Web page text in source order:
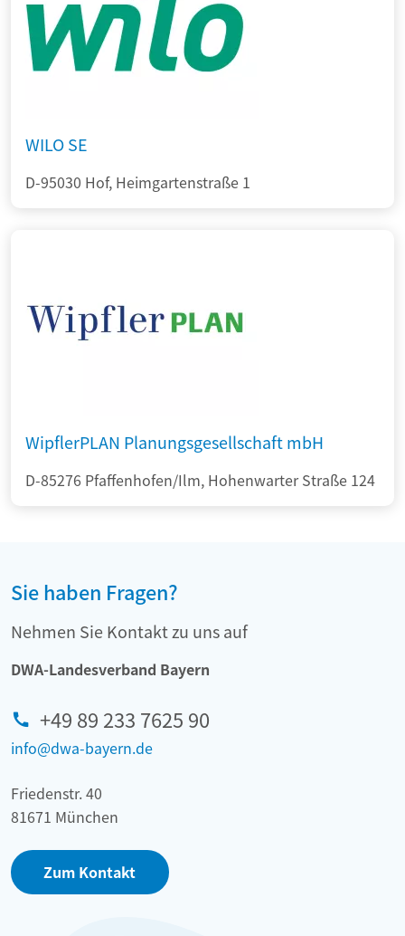
WILO SE
D-95030 Hof, Heimgartenstraße 1
WipflerPLAN Planungsgesellschaft mbH
D-85276 Pfaffenhofen/Ilm, Hohenwarter Straße 124
Sie haben Fragen?
Nehmen Sie Kontakt zu uns auf
DWA-Landesverband Bayern
+49 89 233 7625 90
info@dwa-bayern.de
Friedenstr. 40
81671 München
Zum Kontakt